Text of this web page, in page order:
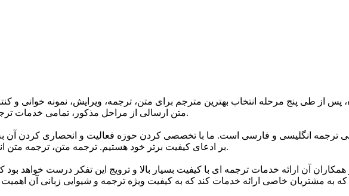
پس از طی پنج مرحله انتخاب بهترین مترجم برای متن، ترجمه، ویرایش، نمونه خوانی و
متن ارسالی از مراحل مذکور، تمامی خدمات ترجمه گروه تا 24 ساعت پس از اتمام ترجمه دارای گارانتی می باشند.
ترجمه انگلیسی و فارسی است. ما با تخصصی کردن حوزه فعالیت و انحصاری کردن آن
بر ادعای کیفیت برتر خود هستیم. ترجمه متن، ترجمه متن انگلیسی به فارسی و انواع متون مختلف اصلی ترین خدمات ماست.
آن ارائه خدمات ترجمه ای با کیفیت بسیار بالا و ترویج این تفکر درست خواهد